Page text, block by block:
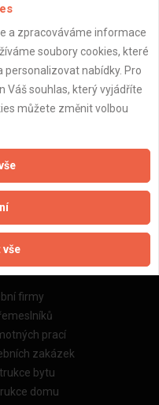
cookie
online
firmy
prací
zakázek
bytu
domu
a zpracováváme informace
soubory cookies, které
nabídky. Pro
Váš souhlas, který vyjádříte
můžete změnit volbou